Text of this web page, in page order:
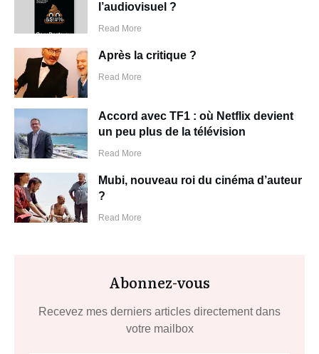
l’audiovisuel ?
Read More
Après la critique ?
Read More
Accord avec TF1 : où Netflix devient
un peu plus de la télévision
Read More
Mubi, nouveau roi du cinéma d’auteur
?
Read More
Abonnez-vous
Recevez mes derniers articles directement dans
votre mailbox